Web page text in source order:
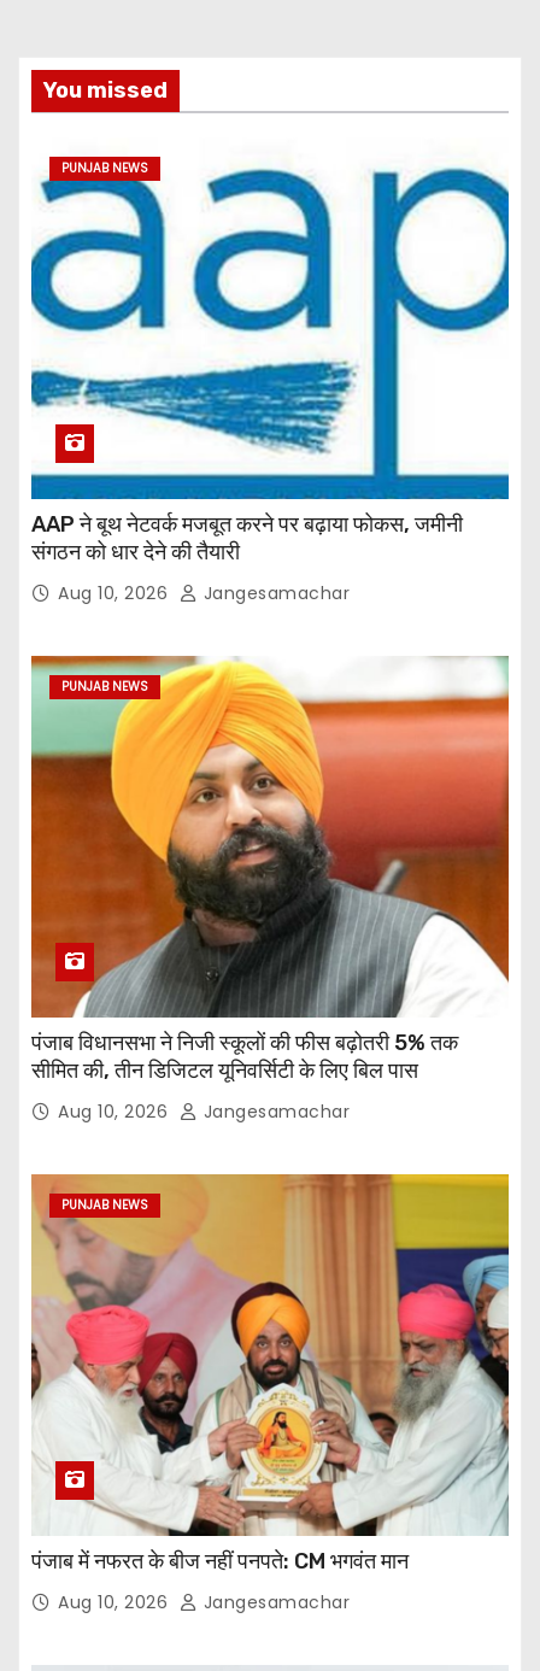
You missed
PUNJAB NEWS
AAP ने बूथ नेटवर्क मजबूत करने पर बढ़ाया फोकस, जमीनी
संगठन को धार देने की तैयारी
Aug 10, 2026 Jangesamachar
PUNJAB NEWS
पंजाब विधानसभा ने निजी स्कूलों की फीस बढ़ोतरी 5% तक
सीमित की, तीन डिजिटल यूनिवर्सिटी के लिए बिल पास
Aug 10, 2026 Jangesamachar
PUNJAB NEWS
पंजाब में नफरत के बीज नहीं पनपते: CM भगवंत मान
Aug 10, 2026 Jangesamachar